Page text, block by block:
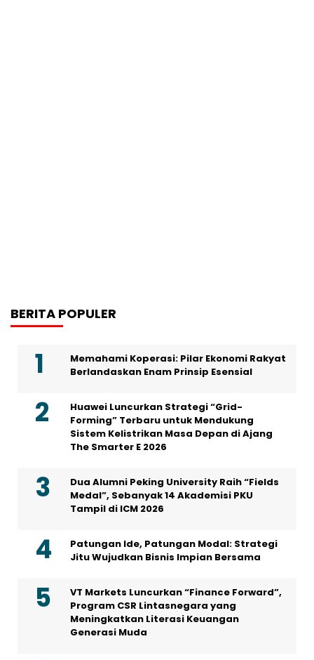
BERITA POPULER
Memahami Koperasi: Pilar Ekonomi Rakyat
Berlandaskan Enam Prinsip Esensial
Huawei Luncurkan Strategi “Grid-
Forming” Terbaru untuk Mendukung
Sistem Kelistrikan Masa Depan di Ajang
The Smarter E 2026
Dua Alumni Peking University Raih “Fields
Medal”, Sebanyak 14 Akademisi PKU
Tampil di ICM 2026
Patungan Ide, Patungan Modal: Strategi
Jitu Wujudkan Bisnis Impian Bersama
VT Markets Luncurkan “Finance Forward”,
Program CSR Lintasnegara yang
Meningkatkan Literasi Keuangan
Generasi Muda